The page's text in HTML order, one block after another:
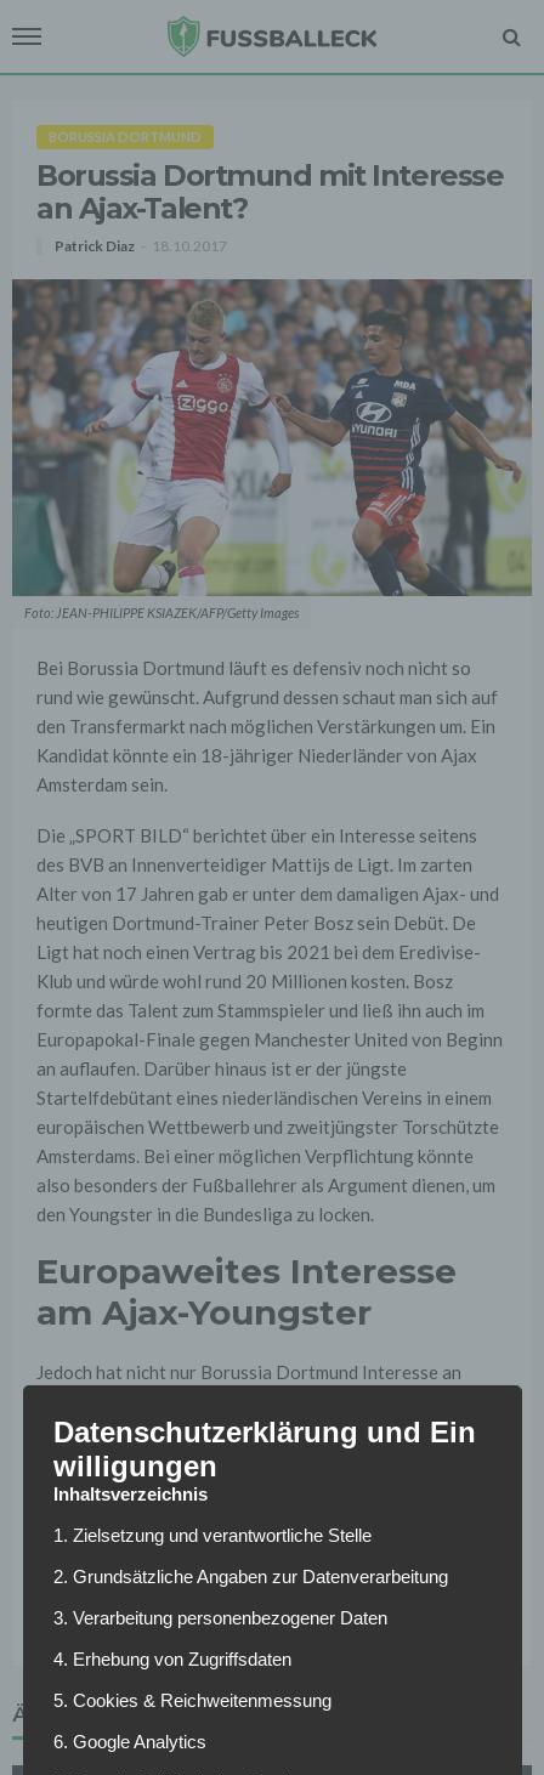
BORUSSIA DORTMUND
Borussia Dortmund mit Interesse
an Ajax-Talent?
Patrick Diaz 18.10.2017
Foto: JEAN-PHILIPPE KSIAZEK/AFP/Getty Images
Bei Borussia Dortmund läuft es defensiv noch nicht so
rund wie gewünscht. Aufgrund dessen schaut man sich auf
den Transfermarkt nach möglichen Verstärkungen um. Ein
Kandidat könnte ein 18-jähriger Niederländer von Ajax
Amsterdam sein.
Die „SPORT BILD“ berichtet über ein Interesse seitens
des BVB an Innenverteidiger Mattijs de Ligt. Im zarten
Alter von 17 Jahren gab er unter dem damaligen Ajax- und
heutigen Dortmund-Trainer Peter Bosz sein Debüt. De
Ligt hat noch einen Vertrag bis 2021 bei dem Eredivise-
Klub und würde wohl rund 20 Millionen kosten. Bosz
formte das Talent zum Stammspieler und ließ ihn auch im
Europapokal-Finale gegen Manchester United von Beginn
an auflaufen. Darüber hinaus ist er der jüngste
Startelfdebütant eines niederländischen Vereins in einem
europäischen Wettbewerb und zweitjüngster Torschützte
Amsterdams. Bei einer möglichen Verpflichtung könnte
also besonders der Fußballehrer als Argument dienen, um
den Youngster in die Bundesliga zu locken.
Europaweites Interesse
am Ajax-Youngster
Jedoch hat nicht nur Borussia Dortmund Interesse an
der FC Barcelona, sollen ebenfalls am Niederländer
interessiert sein. De Ligt verfügt über einem guten
Spielaufbau, ein aggressives Zweikampfverhalten und hat
spielen lässt, verinnerlicht. Wie sein Berater bereits
verlauten ließ, kommt ein Wechsel für de Ligt in diesem
ÄHNLICHE ARTIKEL
Datenschutzerklärung und Ein
willigungen
Inhaltsverzeichnis
1. Zielsetzung und verantwortliche Stelle
2. Grundsätzliche Angaben zur Datenverarbeitung
3. Verarbeitung personenbezogener Daten
4. Erhebung von Zugriffsdaten
5. Cookies & Reichweitenmessung
6. Google Analytics